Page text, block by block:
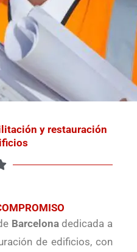
y restauración
Barcelonadedicada a
de edificios, con